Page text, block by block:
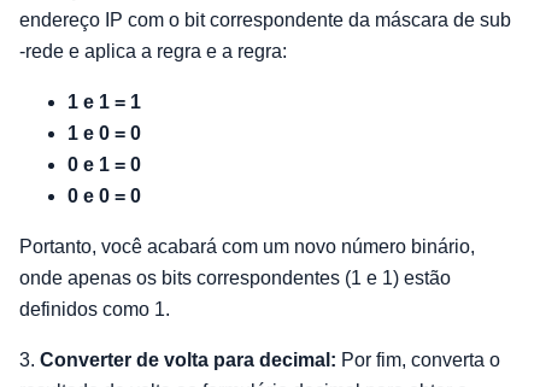
endereço IP com o bit correspondente da máscara de sub
-rede e aplica a regra e a regra:
1 e 1 = 1
1 e 0 = 0
0 e 1 = 0
0 e 0 = 0
Portanto, você acabará com um novo número binário,
onde apenas os bits correspondentes (1 e 1) estão
definidos como 1.
3. Converter de volta para decimal: Por fim, converta o